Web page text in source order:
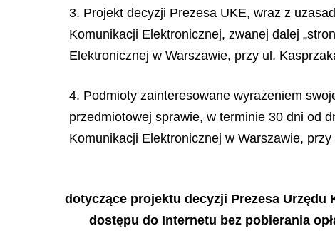
3. Projekt decyzji Prezesa UKE, wraz z
Komunikacji Elektronicznej, zwanej dalej
Elektronicznej w Warszawie, przy ul.
4. Podmioty zainteresowane wyrażeniem
przedmiotowej sprawie, w terminie 30 dni od
Komunikacji Elektronicznej w Warszawie,
dotyczące projektu decyzji Prezesa
dostępu do Internetu bez pobierania